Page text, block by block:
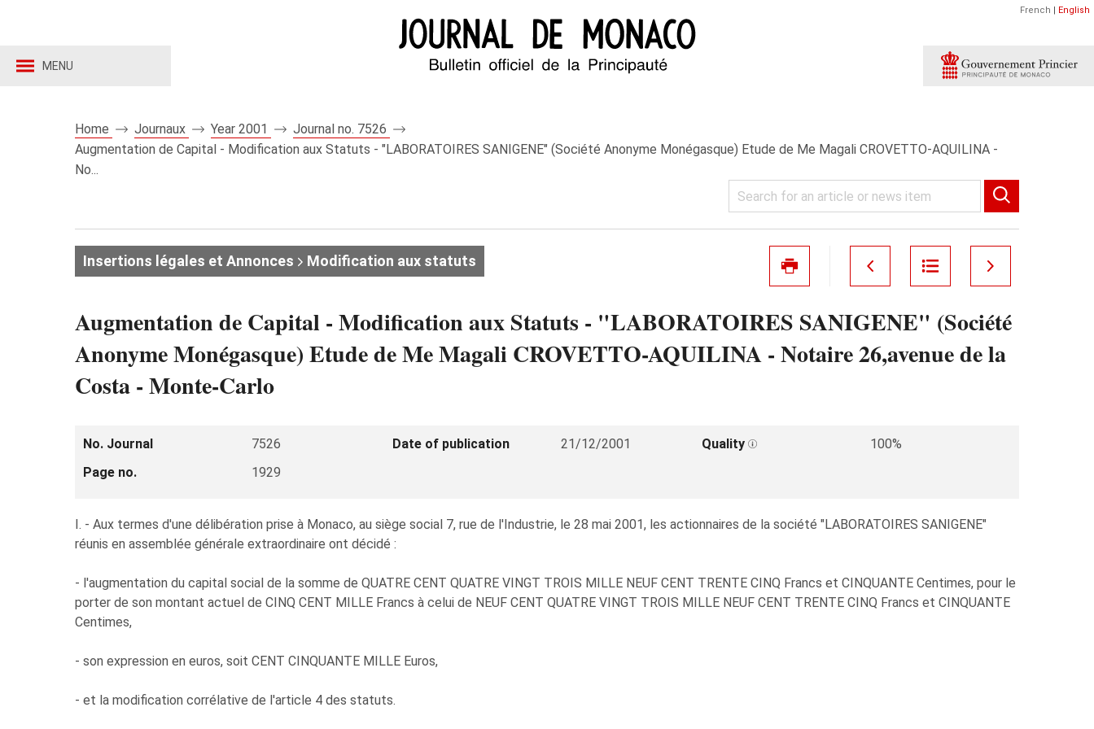
MENU
French | English
Home Journaux Year 2001
Journal no. 7526
Augmentation de Capital - Modification aux Statuts - "LABORATOIRES SANIGENE" (Société Anonyme Monégasque) Etude de Me Magali CROVETTO-AQUILINA -
No...
Insertions légales et Annonces Modification aux statuts
Augmentation de Capital - Modification aux Statuts - "LABORATOIRES SANIGENE" (Société
Anonyme Monégasque) Etude de Me Magali CROVETTO-AQUILINA - Notaire 26,avenue de la
Costa - Monte-Carlo
No. Journal 7526 Date of publication 21/12/2001 Quality
100%
Page no.
1929
I. - Aux termes d'une délibération prise à Monaco, au siège social 7, rue de l'Industrie, le 28 mai 2001, les actionnaires de la société "LABORATOIRES SANIGENE"
réunis en assemblée générale extraordinaire ont décidé :
- l'augmentation du capital social de la somme de QUATRE CENT QUATRE VINGT TROIS MILLE NEUF CENT TRENTE CINQ Francs et CINQUANTE Centimes, pour le
porter de son montant actuel de CINQ CENT MILLE Francs à celui de NEUF CENT QUATRE VINGT TROIS MILLE NEUF CENT TRENTE CINQ Francs et CINQUANTE
Centimes,
- son expression en euros, soit CENT CINQUANTE MILLE Euros,
- et la modification corrélative de l'article 4 des statuts.